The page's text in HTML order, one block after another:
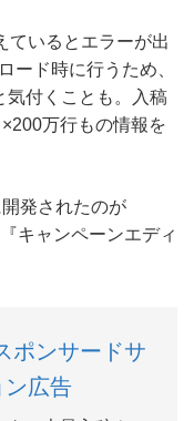
ているとエラーが出
ード時に行うため、
気付くことも。入稿
万行もの情報を
発されたのが
キャンペーンエディ
ポンサードサ
ン広告